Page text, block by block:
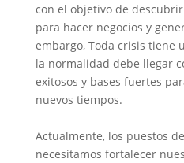
con el objetivo de
para hacer negocios y
embargo, Toda crisis tiene
la normalidad debe llegar
exitosos y bases fuertes
nuevos tiempos.
Actualmente, los puestos
necesitamos fortalecer